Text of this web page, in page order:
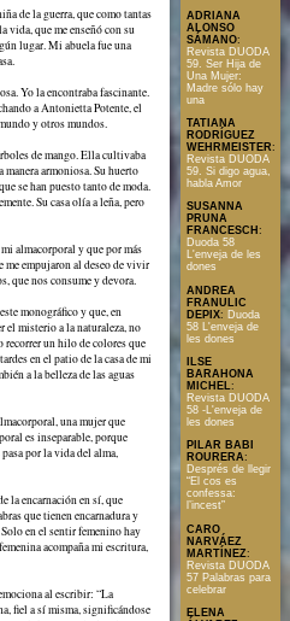
de la guerra, que como tantas
vida, que me enseñó con su
lugar. Mi abuela fue una
Yo la encontraba fascinante.
a Antonietta Potente, el
y otros mundos.
de mango. Ella cultivaba
armoniosa. Su huerto
se han puesto tanto de moda.
Su casa olía a leña, pero
almacorporal y que por más
empujaron al deseo de vivir
que nos consume y devora.
monográfico y que, en
el misterio a la naturaleza, no
recorrer un hilo de colores que
en el patio de la casa de mi
a la belleza de las aguas
una mujer que
es inseparable, porque
por la vida del alma,
la encarnación en sí, que
que tienen encarnadura y
en el sentir femenino hay
acompaña mi escritura,
al escribir: “La
fiel a sí misma, significándose
ADRIANA
ALONSO
SÁMANO:
Revista DUODA
59. Ser Hija de
Una Mujer:
Madre sólo hay
una
TATIANA
RODRÍGUEZ
WEHRMEISTER:
Revista DUODA
59. Si digo agua,
habla Amor
SUSANNA
PRUNA
FRANCESCH :
Duoda 58
L'enveja de les
dones
ANDREA
FRANULIC
DEPIX: Duoda
58 L'enveja de
les dones
ILSE
BARAHONA
MICHEL:
Revista DUODA
58 -L'enveja de
les dones
PILAR BABI
ROURERA:
Després de llegir
“El cos es
confessa:
l’incest”
CARO
NARVÁEZ
MARTÍNEZ:
Revista DUODA
57 Palabras para
celebrar
ELENA